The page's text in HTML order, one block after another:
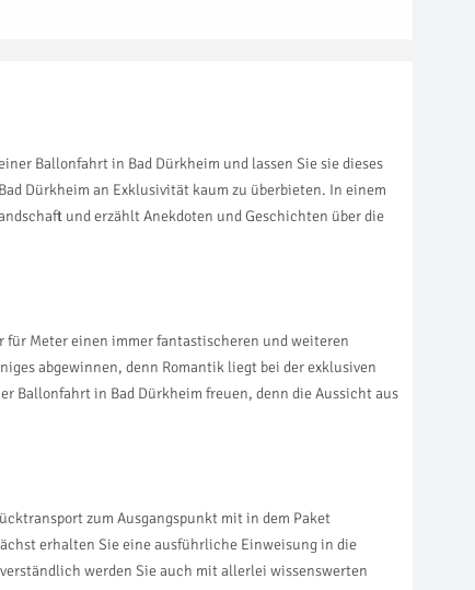
Ballonfahrt in Bad Dürkheim und lassen Sie sie dieses
Dürkheim an Exklusivität kaum zu überbieten. In einem
und erzählt Anekdoten und Geschichten über die
für Meter einen immer fantastischeren und weiteren
abgewinnen, denn Romantik liegt bei der exklusiven
Ballonfahrt in Bad Dürkheim freuen, denn die Aussicht aus
zum Ausgangspunkt mit in dem Paket
erhalten Sie eine ausführliche Einweisung in die
werden Sie auch mit allerlei wissenswerten